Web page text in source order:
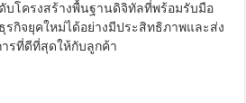
บโครงสร้างพื้นฐานดิจิทัลที่พร้อมรับมือ
รกิจยุคใหม่ได้อย่างมีประสิทธิภาพและส่ง
รที่ดีที่สุดให้กับลูกค้า